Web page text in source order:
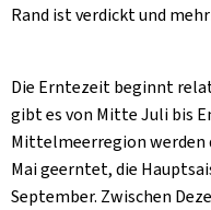
Rand ist verdickt und
Die Erntezeit beginnt
gibt es von Mitte Juli bis
Mittelmeerregion werden
Mai geerntet, die
September. Zwischen